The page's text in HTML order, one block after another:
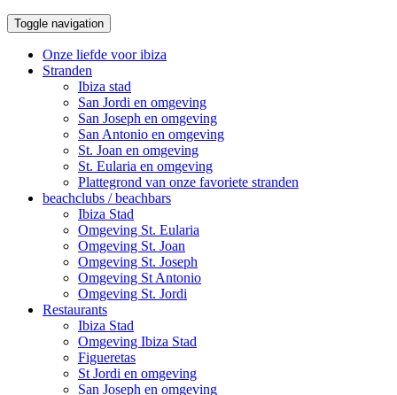
Toggle navigation
Onze liefde voor ibiza
Stranden
Ibiza stad
San Jordi en omgeving
San Joseph en omgeving
San Antonio en omgeving
St. Joan en omgeving
St. Eularia en omgeving
Plattegrond van onze favoriete stranden
beachclubs / beachbars
Ibiza Stad
Omgeving St. Eularia
Omgeving St. Joan
Omgeving St. Joseph
Omgeving St Antonio
Omgeving St. Jordi
Restaurants
Ibiza Stad
Omgeving Ibiza Stad
Figueretas
St Jordi en omgeving
San Joseph en omgeving